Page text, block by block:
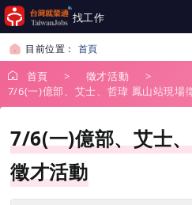
跳到主要內容
找工作
目前位置： 首頁
首頁
徵才活動
7/6(一)億部、艾士、哲瑋 鳳山站現場
7/6(一)億部、艾士
徵才活動